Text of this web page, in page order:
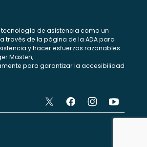
de asistencia como un
través de la página de la ADA para
y hacer esfuerzos razonables
Masten,
para garantizar la accesibilidad